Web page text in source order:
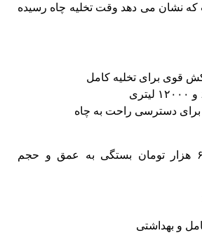
نشان می‌ دهد وقت تخلیه چاه رسیده
قوی برای تخلیه کامل
برای دسترسی راحت به چاه
شروع قیمت از ۶۵۰ هزار تومان بستگی به عمق و حجم
و بهداشتی